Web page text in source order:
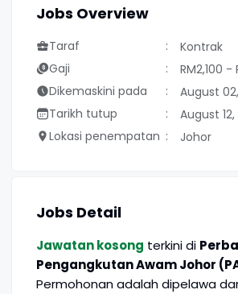
Jobs Overview
Taraf
Kontrak
Gaji
RM2,100 -
Dikemaskini pada
August
Tarikh tutup
August
Lokasi penempatan
Johor
Jobs Detail
Jawatan kosong terkini di
Pengangkutan Awam Johor
Permohonan adalah dipelawa